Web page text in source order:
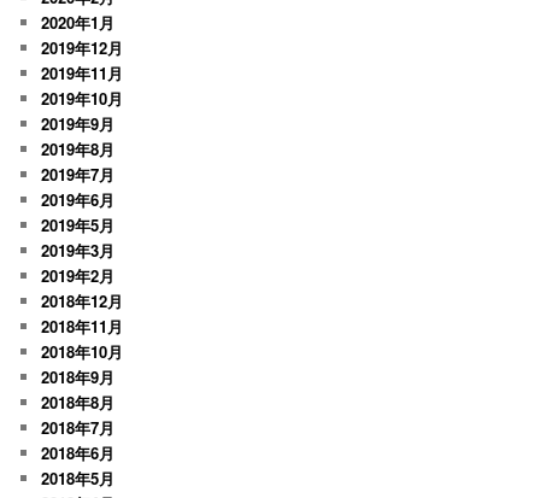
2020年1月
2019年12月
2019年11月
2019年10月
2019年9月
2019年8月
2019年7月
2019年6月
2019年5月
2019年3月
2019年2月
2018年12月
2018年11月
2018年10月
2018年9月
2018年8月
2018年7月
2018年6月
2018年5月